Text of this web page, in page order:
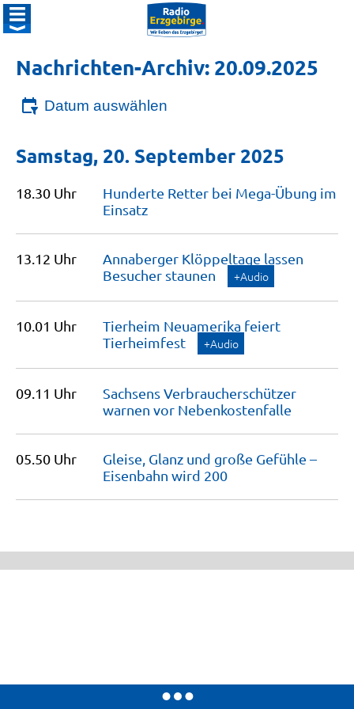
Nachrichten-Archiv: 20.09.2025
Datum auswählen
Samstag, 20. September 2025
18.30 Uhr
Hunderte Retter bei Mega-Übung im
Einsatz
13.12 Uhr
Annaberger Klöppeltage lassen
Besucher staunen +Audio
10.01 Uhr
Tierheim Neuamerika feiert
Tierheimfest
+Audio
09.11 Uhr
Sachsens Verbraucherschützer
warnen vor Nebenkostenfalle
05.50 Uhr
Gleise, Glanz und große Gefühle –
Eisenbahn wird 200